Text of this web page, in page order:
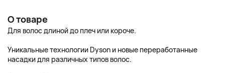
О товаре
Для волос длиной до плеч или короче.
Уникальные технологии Dyson и новые переработанные
насадки для различных типов волос.